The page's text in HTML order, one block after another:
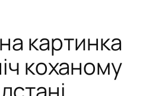
картинка
коханому